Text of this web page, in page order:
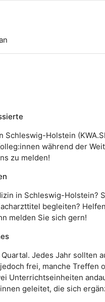
Schleswig-Holstein
während der
zu melden!
in Schleswig-Holstein?
begleiten?
melden Sie sich gern!
Jedes Jahr sollten
frei, manche Treffen
Unterrichtseinheiten
geleitet, die sich